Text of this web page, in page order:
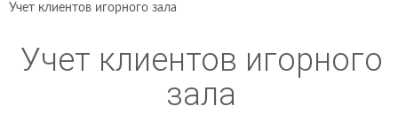
Учет клиентов игорного зала
Учет клиентов игорного
зала